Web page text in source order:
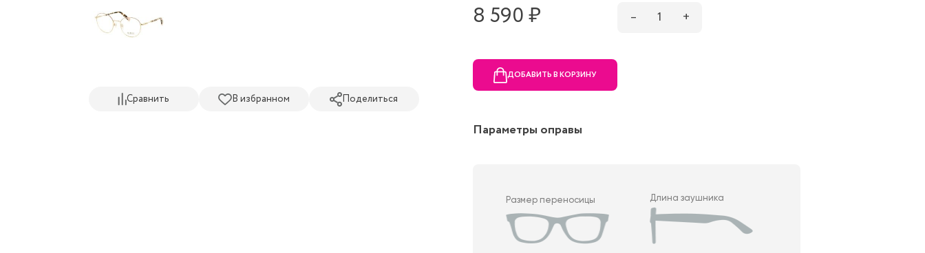
Сравнить В избранном Поделиться
8 590 ₷ – 1 +
ДОБАВИТЬ В КОРЗИНУ
Параметры оправы
Размер переносицы Длина заушника